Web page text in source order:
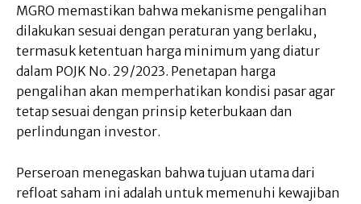
MGRO memastikan bahwa mekanisme pengalihan
dilakukan sesuai dengan peraturan yang berlaku,
termasuk ketentuan harga minimum yang diatur
dalam POJK No. 29/2023. Penetapan harga
pengalihan akan memperhatikan kondisi pasar agar
tetap sesuai dengan prinsip keterbukaan dan
perlindungan investor.
Perseroan menegaskan bahwa tujuan utama dari
refloat saham ini adalah untuk memenuhi kewajiban